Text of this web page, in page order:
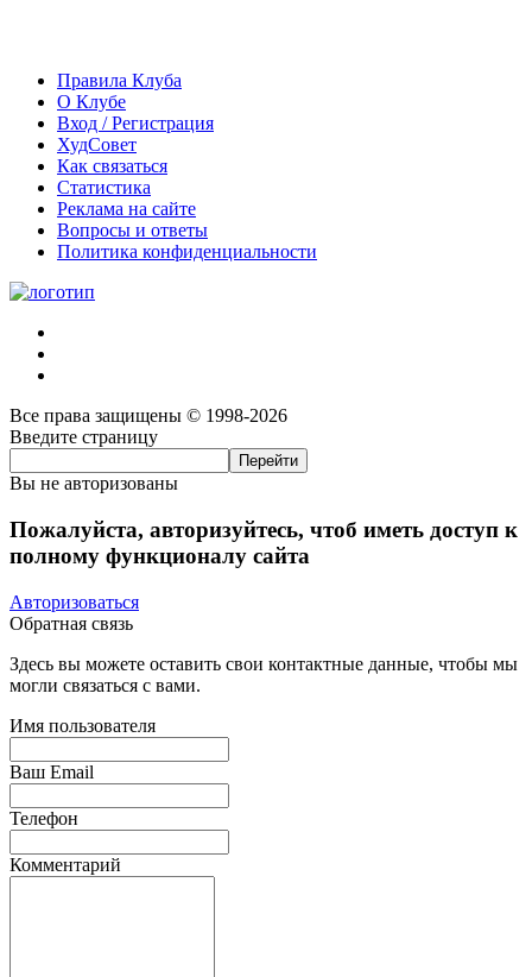
Правила Клуба
О Клубе
Вход / Регистрация
ХудСовет
Как связаться
Статистика
Реклама на сайте
Вопросы и ответы
Политика конфиденциальности
Все права защищены © 1998-2026
Введите страницу
Вы не авторизованы
Пожалуйста, авторизуйтесь, чтоб иметь доступ к
полному функционалу сайта
Авторизоваться
Обратная связь
Здесь вы можете оставить свои контактные данные, чтобы мы
могли связаться с вами.
Имя пользователя
Ваш Email
Телефон
Комментарий